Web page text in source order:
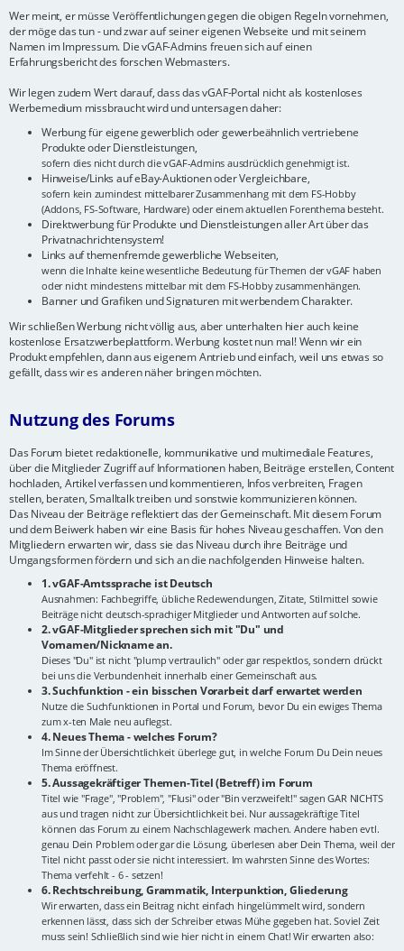
Wer meint, er müsse Veröffentlichungen gegen die obigen Regeln vornehmen,
der möge das tun - und zwar auf seiner eigenen Webseite und mit seinem
Namen im Impressum. Die vGAF-Admins freuen sich auf einen
Erfahrungsbericht des forschen Webmasters.
Wir legen zudem Wert darauf, dass das vGAF-Portal nicht als kostenloses
Werbemedium missbraucht wird und untersagen daher:
Werbung für eigene gewerblich oder gewerbeähnlich vertriebene
Produkte oder Dienstleistungen,
sofern dies nicht durch die vGAF-Admins ausdrücklich genehmigt ist.
Hinweise/Links auf eBay-Auktionen oder Vergleichbare,
sofern kein zumindest mittelbarer Zusammenhang mit dem FS-Hobby
(Addons, FS-Software, Hardware) oder einem aktuellen Forenthema besteht.
Direktwerbung für Produkte und Dienstleistungen aller Art über das
Privatnachrichtensystem!
Links auf themenfremde gewerbliche Webseiten,
wenn die Inhalte keine wesentliche Bedeutung für Themen der vGAF haben
oder nicht mindestens mittelbar mit dem FS-Hobby zusammenhängen.
Banner und Grafiken und Signaturen mit werbendem Charakter.
Wir schließen Werbung nicht völlig aus, aber unterhalten hier auch keine
kostenlose Ersatzwerbeplattform. Werbung kostet nun mal! Wenn wir ein
Produkt empfehlen, dann aus eigenem Antrieb und einfach, weil uns etwas so
gefällt, dass wir es anderen näher bringen möchten.
Nutzung des Forums
Das Forum bietet redaktionelle, kommunikative und multimediale Features,
über die Mitglieder Zugriff auf Informationen haben, Beiträge erstellen, Content
hochladen, Artikel verfassen und kommentieren, Infos verbreiten, Fragen
stellen, beraten, Smalltalk treiben und sonstwie kommunizieren können.
Das Niveau der Beiträge reflektiert das der Gemeinschaft. Mit diesem Forum
und dem Beiwerk haben wir eine Basis für hohes Niveau geschaffen. Von den
Mitgliedern erwarten wir, dass sie das Niveau durch ihre Beiträge und
Umgangsformen fördern und sich an die nachfolgenden Hinweise halten.
1. vGAF-Amtssprache ist Deutsch
Ausnahmen: Fachbegriffe, übliche Redewendungen, Zitate, Stilmittel sowie
Beiträge nicht deutsch-sprachiger Mitglieder und Antworten auf solche.
2. vGAF-Mitglieder sprechen sich mit "Du" und
Vornamen/Nickname an.
Dieses "Du" ist nicht "plump vertraulich" oder gar respektlos, sondern drückt
bei uns die Verbundenheit innerhalb einer Gemeinschaft aus.
3. Suchfunktion - ein bisschen Vorarbeit darf erwartet werden
Nutze die Suchfunktionen in Portal und Forum, bevor Du ein ewiges Thema
zum x-ten Male neu auflegst.
4. Neues Thema - welches Forum?
Im Sinne der Übersichtlichkeit überlege gut, in welche Forum Du Dein neues
Thema eröffnest.
5. Aussagekräftiger Themen-Titel (Betreff) im Forum
Titel wie "Frage", "Problem", "Flusi" oder "Bin verzweifelt!" sagen GAR NICHTS
aus und tragen nicht zur Übersichtlichkeit bei. Nur aussagekräftige Titel
können das Forum zu einem Nachschlagewerk machen. Andere haben evtl.
genau Dein Problem oder gar die Lösung, überlesen aber Dein Thema, weil der
Titel nicht passt oder sie nicht interessiert. Im wahrsten Sinne des Wortes:
Thema verfehlt - 6 - setzen!
6. Rechtschreibung, Grammatik, Interpunktion, Gliederung
Wir erwarten, dass ein Beitrag nicht einfach hingelümmelt wird, sondern
erkennen lässt, dass sich der Schreiber etwas Mühe gegeben hat. Soviel Zeit
muss sein! Schließlich sind wie hier nicht in einem Chat! Wir erwarten also: